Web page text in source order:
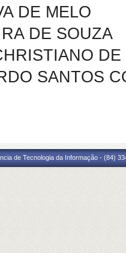
DE MELO
DE SOUZA
SANTOS
de Tecnologia da Informação - (84)